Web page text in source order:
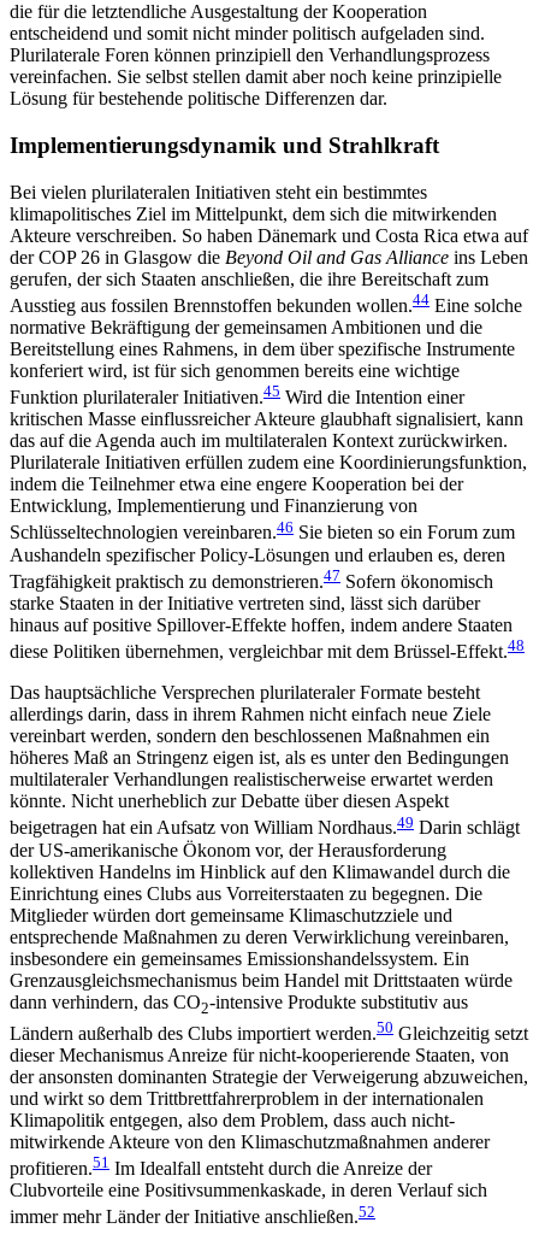
die für die letztendliche Ausgestaltung der Kooperation
entscheidend und somit nicht minder politisch aufgeladen sind.
Pluri­laterale Foren können prinzipiell den Verhandlungsprozess
vereinfachen. Sie selbst stellen damit aber noch keine prinzipielle
Lösung für bestehende poli­tische Differenzen dar.
Implementierungsdynamik und Strahlkraft
Bei vielen plurilateralen Initiativen steht ein bestimm­tes
klimapolitisches Ziel im Mittelpunkt, dem sich die mitwirkenden
Akteure verschreiben. So haben Däne­mark und Costa Rica etwa auf
der COP 26 in Glasgow die Beyond Oil and Gas Alliance ins Leben
gerufen, der sich Staaten anschließen, die ihre Bereitschaft zum
Ausstieg aus fossilen Brennstoffen bekunden wollen.44 Eine solche
normative Bekräftigung der gemeinsamen Ambitionen und die
Bereitstellung eines Rahmens, in dem über spezifische Instrumente
konferiert wird, ist für sich genommen bereits eine wichtige
Funktion plurilateraler Initiativen.45 Wird die Intention einer
kritischen Masse einflussreicher Akteure glaubhaft signalisiert, kann
das auf die Agenda auch im multi­lateralen Kontext zurückwirken.
Plurilaterale Initia­tiven erfüllen zudem eine Koordinierungsfunktion,
indem die Teilnehmer etwa eine engere Kooperation bei der
Entwicklung, Implementierung und Finanzierung von
Schlüsseltechnologien vereinbaren.46 Sie bieten so ein Forum zum
Aushandeln spezifischer Policy-Lösungen und erlauben es, deren
Tragfähigkeit praktisch zu demonstrieren.47 Sofern ökonomisch
starke Staaten in der Initiative vertreten sind, lässt sich darüber
hinaus auf positive Spillover-Effekte hoffen, indem andere Staaten
diese Politiken über­nehmen, vergleichbar mit dem Brüssel-Effekt.48
Das hauptsächliche Versprechen plurilateraler Formate besteht
allerdings darin, dass in ihrem Rah­men nicht einfach neue Ziele
vereinbart werden, sondern den beschlossenen Maßnahmen ein
höheres Maß an Stringenz eigen ist, als es unter den Bedingungen
multilateraler Verhandlungen realistischerweise erwartet werden
könnte. Nicht unerheblich zur Debatte über diesen Aspekt
beigetragen hat ein Auf­satz von William Nordhaus.49 Darin schlägt
der US-amerikanische Ökonom vor, der Herausforderung
kollektiven Handelns im Hinblick auf den Klima­wandel durch die
Einrichtung eines Clubs aus Vor­reiterstaaten zu begegnen. Die
Mitglieder würden dort gemeinsame Klimaschutzziele und
entsprechende Maßnahmen zu deren Verwirklichung verein­baren,
insbesondere ein gemeinsames Emissions­handelssystem. Ein
Grenzausgleichsmechanismus beim Handel mit Drittstaaten würde
dann verhindern, das CO2-intensive Produkte substitutiv aus
Ländern außerhalb des Clubs importiert werden.50 Gleichzeitig setzt
dieser Mechanismus Anreize für nicht-kooperie­rende Staaten, von
der ansonsten dominanten Stra­tegie der Verweigerung abzuweichen,
und wirkt so dem Trittbrettfahrerproblem in der internationalen
Klimapolitik entgegen, also dem Problem, dass auch nicht-
mitwirkende Akteure von den Klimaschutzmaßnahmen anderer
profitieren.51 Im Idealfall ent­steht durch die Anreize der
Clubvorteile eine Positiv­summen­kaskade, in deren Verlauf sich
immer mehr Länder der Initiative anschließen.52